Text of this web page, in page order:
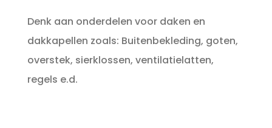
Denk aan onderdelen voor daken en
dakkapellen zoals: Buitenbekleding, goten,
overstek, sierklossen, ventilatielatten,
regels e.d.